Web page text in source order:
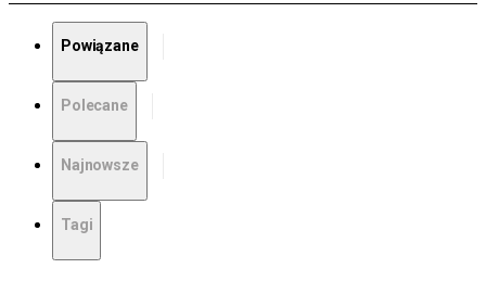
Powiązane
Polecane
Najnowsze
Tagi